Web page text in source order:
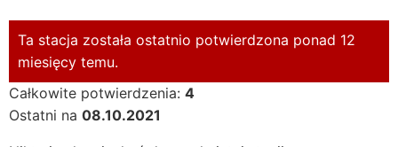
Ta stacja została ostatnio potwierdzona ponad 12
miesięcy temu.
Całkowite potwierdzenia: 4
Ostatni na 08.10.2021